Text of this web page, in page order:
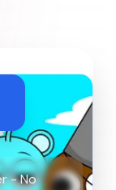
- No